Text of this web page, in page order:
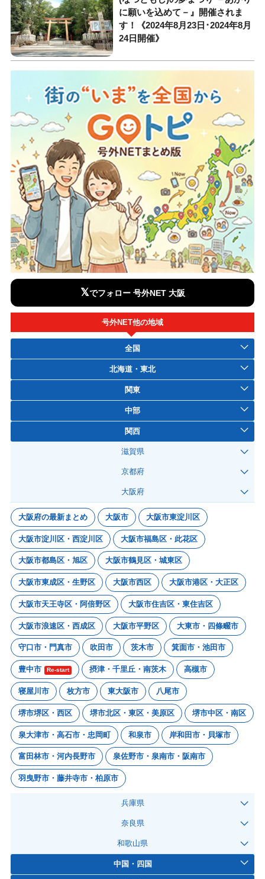
に願いを込めて－』開催されま
す！《2024年8月23日･2024年8月
24日開催》
𝕏でフォロー 号外NET 大阪
号外NET他の地域
全国
北海道・東北
関東
中部
関西
滋賀県
京都府
大阪府
大阪府の最新まとめ 大阪市 大阪市東淀川区
大阪市淀川区・西淀川区 大阪市福島区・此花区
大阪市都島区・旭区 大阪市鶴見区・城東区
大阪市東成区・生野区 大阪市西区 大阪市港区・大正区
大阪市天王寺区・阿倍野区 大阪市住吉区・東住吉区
大阪市浪速区・西成区 大阪市平野区 大東市・四條畷市
守口市・門真市 吹田市 茨木市 箕面市・池田市
豊中市 Re-start 摂津・千里丘・南茨木 高槻市
寝屋川市 枚方市 東大阪市 八尾市
堺市堺区・西区 堺市北区・東区・美原区 堺市中区・南区
泉大津市・高石市・忠岡町 和泉市 岸和田市・貝塚市
富田林市・河内長野市 泉佐野市・泉南市・阪南市
羽曳野市・藤井寺市・柏原市
兵庫県
奈良県
和歌山県
中国・四国